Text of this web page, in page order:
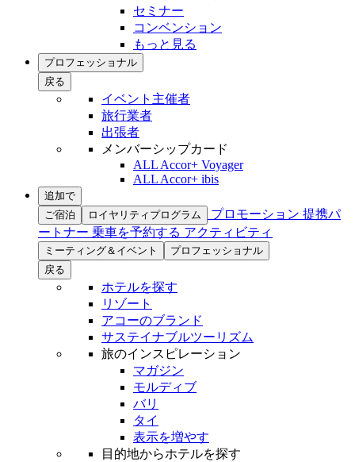
セミナー
コンベンション
もっと見る
プロフェッショナル
戻る
イベント主催者
旅行業者
出張者
メンバーシップカード
ALL Accor+ Voyager
ALL Accor+ ibis
追加で
ご宿泊
ロイヤリティプログラム プロモーション 提携パ
ートナー 乗車を予約する アクティビティ
ミーティング＆イベント
プロフェッショナル
戻る
ホテルを探す
リゾート
アコーのブランド
サステイナブルツーリズム
旅のインスピレーション
マガジン
モルディブ
バリ
タイ
表示を増やす
目的地からホテルを探す